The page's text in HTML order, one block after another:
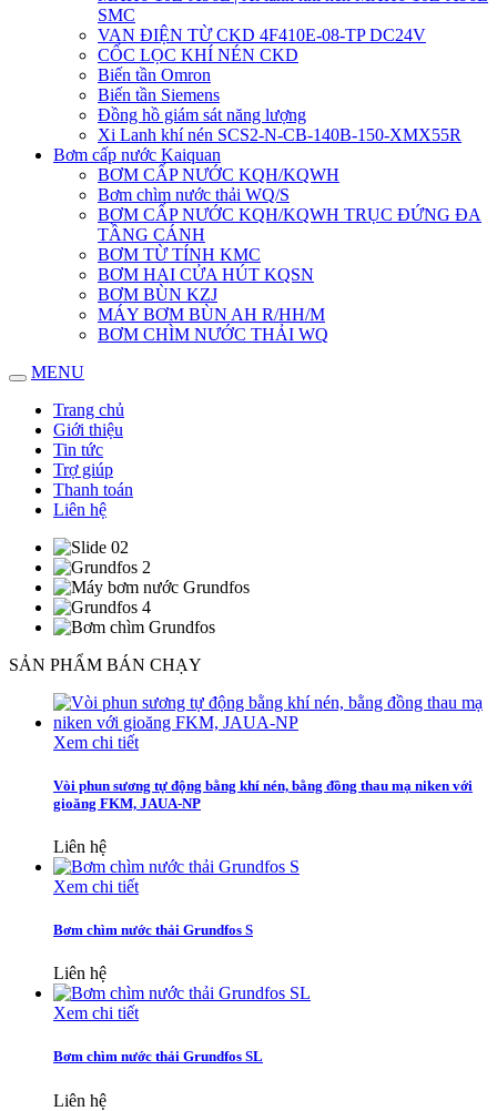
SMC
VAN ĐIỆN TỪ CKD 4F410E-08-TP DC24V
CỐC LỌC KHÍ NÉN CKD
Biến tần Omron
Biến tần Siemens
Đồng hồ giám sát năng lượng
Xi Lanh khí nén SCS2-N-CB-140B-150-XMX55R
Bơm cấp nước Kaiquan
BƠM CẤP NƯỚC KQH/KQWH
Bơm chìm nước thải WQ/S
BƠM CẤP NƯỚC KQH/KQWH TRỤC ĐỨNG ĐA
TẦNG CÁNH
BƠM TỪ TÍNH KMC
BƠM HAI CỬA HÚT KQSN
BƠM BÙN KZJ
MÁY BƠM BÙN AH R/HH/M
BƠM CHÌM NƯỚC THẢI WQ
MENU
Trang chủ
Giới thiệu
Tin tức
Trợ giúp
Thanh toán
Liên hệ
SẢN PHẨM BÁN CHẠY
Xem chi tiết
Vòi phun sương tự động bằng khí nén, bằng đồng thau mạ niken với
gioăng FKM, JAUA-NP
Liên hệ
Xem chi tiết
Bơm chìm nước thải Grundfos S
Liên hệ
Xem chi tiết
Bơm chìm nước thải Grundfos SL
Liên hệ